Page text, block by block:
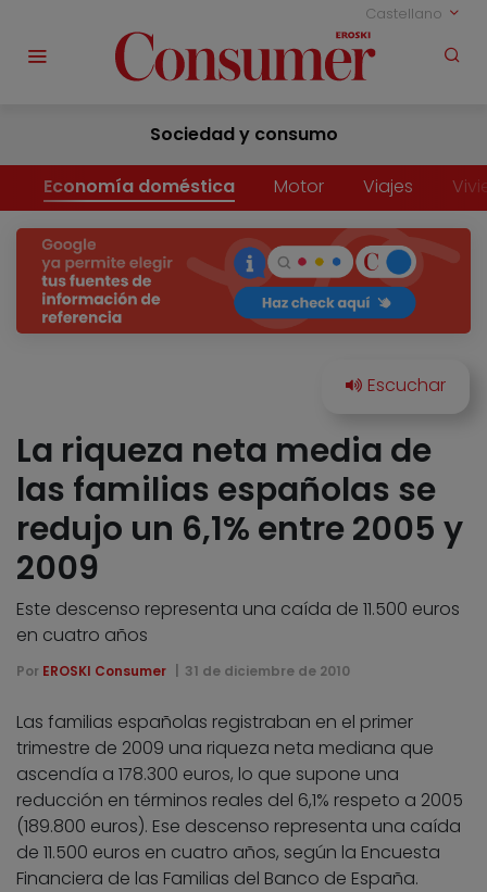
Castellano
Sociedad y consumo
Economía doméstica Motor Viajes
La riqueza neta media de
las familias españolas se
redujo un 6,1% entre 2005 y
2009
Este descenso representa una caída de 11.500 euros
en cuatro años
Por EROSKI Consumer 31 de diciembre de 2010
Las familias españolas registraban en el primer
trimestre de 2009 una riqueza neta mediana que
ascendía a 178.300 euros, lo que supone una
reducción en términos reales del 6,1% respeto a 2005
(189.800 euros). Ese descenso representa una caída
de 11.500 euros en cuatro años, según la Encuesta
Financiera de las Familias del Banco de España.